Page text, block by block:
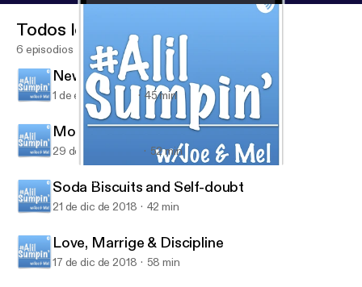
#ALilSumpin’ w/Joe & Mel
Todos los episodios
6 episodios
New Year and Underage Drinking
1 de ene de 2019 45 min
Mostly Pet Peeves
29 de dic de 2018 52 min
Soda Biscuits and Self-doubt
21 de dic de 2018 42 min
Love, Marrige & Discipline
17 de dic de 2018 58 min